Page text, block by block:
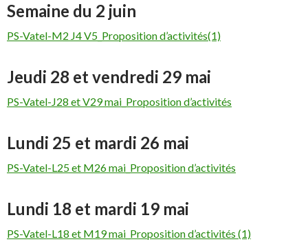
Semaine du 2 juin
PS-Vatel-M2 J4 V5_Proposition d’activités(1)
Jeudi 28 et vendredi 29 mai
PS-Vatel-J28 et V29 mai_Proposition d’activités
Lundi 25 et mardi 26 mai
PS-Vatel-L25 et M26 mai_Proposition d’activités
Lundi 18 et mardi 19 mai
PS-Vatel-L18 et M19 mai_Proposition d’activités (1)